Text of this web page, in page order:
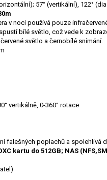
57° (vertikální), 122°
v noci používá pouze
bílé světlo, což vede k
světlo a černobílé snímání.
vertikálně, 0-360° rotace
falešných poplachů a spolehlivá
kartu do 512GB; NAS